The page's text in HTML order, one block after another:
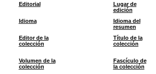
Editorial
Lugar de
edición
Idioma
Idioma del
resumen
Editor de la
colección
Título de la
colección
Volumen de la
colección
Fascículo de
la colección